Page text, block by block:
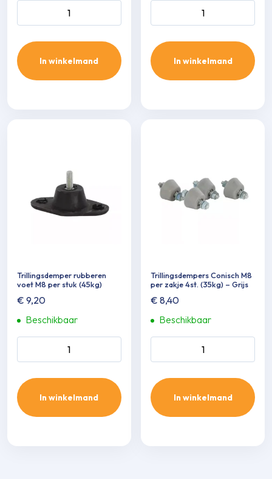
Rodigas MS230 muurbeugel
L=0,42m (100kg) aantal
In winkelmand
Rodigas MS207 muurbeugel
ALU Rail L=0,46m (140kg)
In winkelmand
Trillings­demper rubberen
voet M8 per stuk (45kg)
€ 9,20
Beschikbaar
Trillings­demper rubberen
voet M8 per stuk (45kg)
In winkelmand
Trillings­dempers Conisch M8
per zakje 4st. (35kg) – Grijs
€ 8,40
Beschikbaar
Trillings­dempers Conisch M8
per zakje 4st. (35kg) - Grijs
In winkelmand